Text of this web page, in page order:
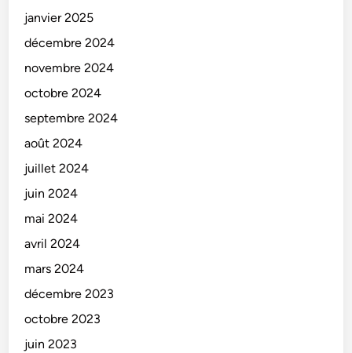
janvier 2025
décembre 2024
novembre 2024
octobre 2024
septembre 2024
août 2024
juillet 2024
juin 2024
mai 2024
avril 2024
mars 2024
décembre 2023
octobre 2023
juin 2023